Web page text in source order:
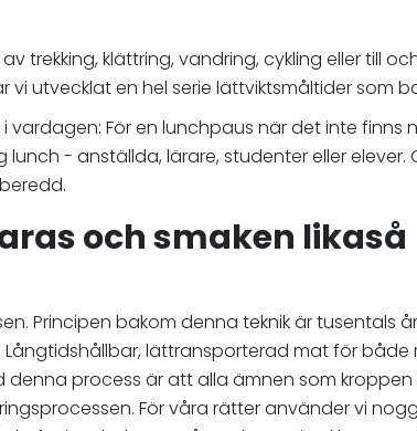
trekking, klättring, vandring, cykling eller till
utvecklat en hel serie lättviktsmåltider som
För en lunchpaus när det inte finns
- anställda, lärare, studenter eller
och smaken likaså
Principen bakom denna teknik är tusentals
lättransporterad mat för
process är att alla ämnen som
För våra rätter använder vi